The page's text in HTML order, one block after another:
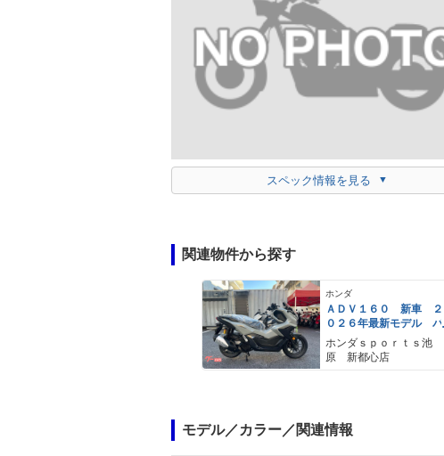
スペック情報を見る
関連物件から探す
ホンダ
ＡＤＶ１６０ 新車 ２
０２６年最新モデル パ
ールスモーキーグレー
スマートキー ２９Ｌ
メットイン ＵＳＢ Ｔ
ホンダｓｐｏｒｔｓ池
原 新都心店
モデル／カラー／関連情報